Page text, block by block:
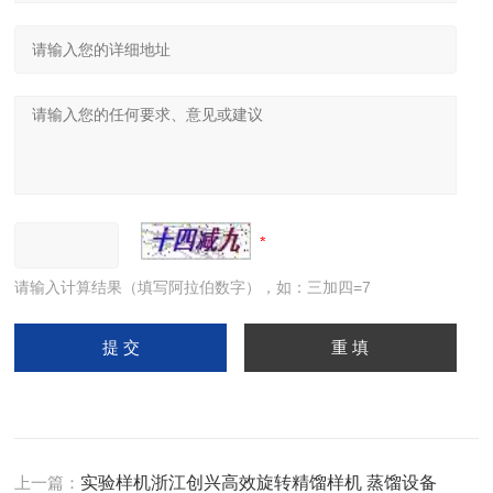
请输入计算结果（填写阿拉伯数字），如：三加四=7
上一篇： 实验样机浙江创兴高效旋转精馏样机 蒸馏设备